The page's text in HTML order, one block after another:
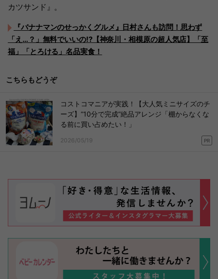
カツサンド』。
『バナナマンのせっかくグルメ』日村さんも訪問！思わず
「え…？」無料でいいの!?【神奈川・相模原の超人気店】「至
福」「とろける」名品実食！
こちらもどうぞ
コストコマニアが実践！【大人気ミニサイズのチ
ーズ】“10分で完成”絶品アレンジ「棚からなくな
る前に買い占めたい！」
2026/05/19 PR